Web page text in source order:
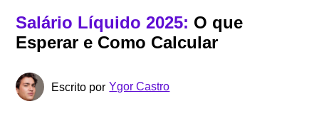
Salário Líquido 2025: O que
Esperar e Como Calcular
Escrito por Ygor Castro